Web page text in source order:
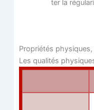
ter la
Pro­prié­tés
Les qua­li­tés